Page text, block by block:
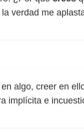
verdad me
en algo, creer en
implícita e